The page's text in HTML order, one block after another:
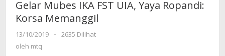
FST
Gelar Mubes IKA FST UIA, Yaya Ropandi:
Korsa Memanggil
13/10/2019
oleh
-
2635 Dilihat
oleh mtq